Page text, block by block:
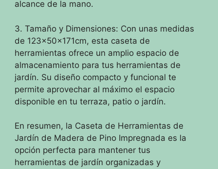
alcance de la mano.
3. Tamaño y Dimensiones: Con unas medidas
de 123x50x171cm, esta caseta de
herramientas ofrece un amplio espacio de
almacenamiento para tus herramientas de
jardín. Su diseño compacto y funcional te
permite aprovechar al máximo el espacio
disponible en tu terraza, patio o jardín.
En resumen, la Caseta de Herramientas de
Jardín de Madera de Pino Impregnada es la
opción perfecta para mantener tus
herramientas de jardín organizadas y